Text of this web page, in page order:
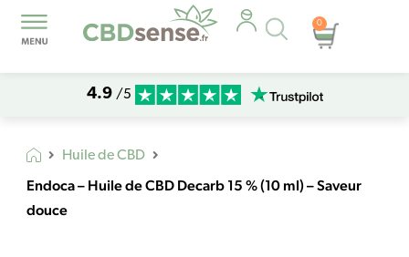
Recherche
de
produits
0
Panier
4.9 /5
Huile de CBD
Endoca – Huile de CBD Decarb 15 % (10 ml) – Saveur
douce